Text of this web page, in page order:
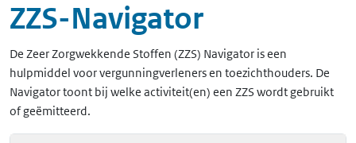
ZZS-Navigator
De Zeer Zorgwekkende Stoffen (ZZS) Navigator is een
hulpmiddel voor vergunningverleners en toezichthouders. De
Navigator toont bij welke activiteit(en) een ZZS wordt gebruikt
of geëmitteerd.